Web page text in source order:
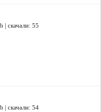
| скачали: 55
| скачали: 54